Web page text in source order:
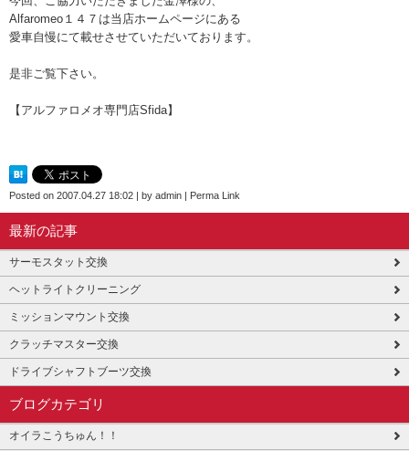
Alfaromeo１４７は当店ホームページにある
愛車自慢にて載せさせていただいております。
是非ご覧下さい。
【アルファロメオ専門店Sfida】
Posted on 2007.04.27 18:02 | by admin | Perma Link
最新の記事
サーモスタット交換
ヘットライトクリーニング
ミッションマウント交換
クラッチマスター交換
ドライブシャフトブーツ交換
ブログカテゴリ
オイラこうちゅん！！